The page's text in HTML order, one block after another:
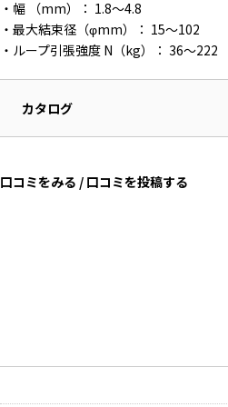
・幅 （mm）： 1.8～4.8
・最大結束径（φmm）： 15～102
・ループ引張強度 N（kg）： 36～222
カタログ
口コミをみる / 口コミを投稿する